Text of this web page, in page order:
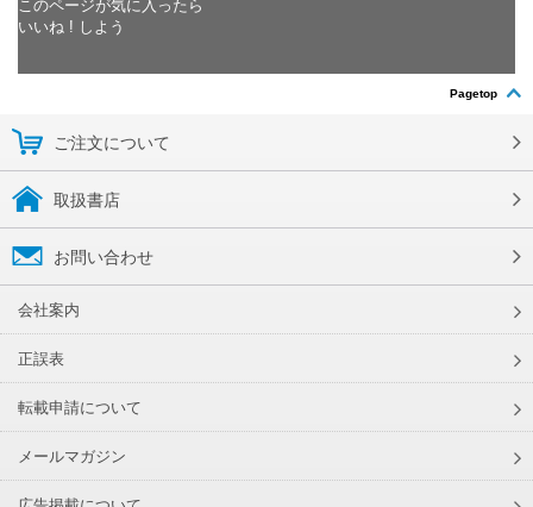
このページが気に入ったら
いいね ! しよう
Pagetop
ご注文について
取扱書店
お問い合わせ
会社案内
正誤表
転載申請について
メールマガジン